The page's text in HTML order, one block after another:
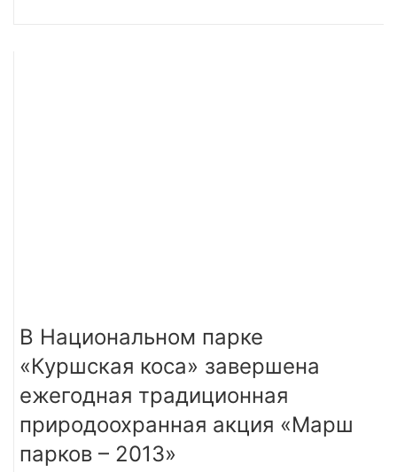
В Национальном парке
«Куршская коса» завершена
ежегодная традиционная
природоохранная акция «Марш
парков – 2013»